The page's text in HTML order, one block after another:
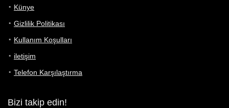
Künye
Gizlilik Politikası
Kullanım Koşulları
iletişim
Telefon Karşılaştırma
Bizi takip edin!